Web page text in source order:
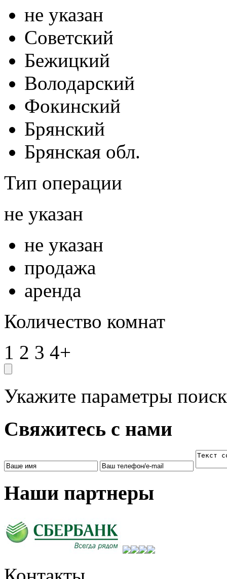
не указан
Советский
Бежицкий
Володарский
Фокинский
Брянский
Брянская обл.
Тип операции
не указан
не указан
продажа
аренда
Количество комнат
1 2 3 4+
Укажите параметры
Свяжитесь с нами
Наши партнеры